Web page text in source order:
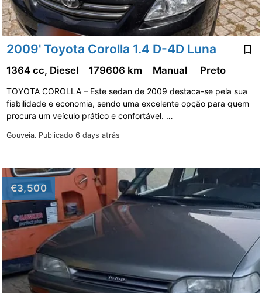
2009' Toyota Corolla 1.4 D-4D Luna
Gouveia. Publicado 6 days atrás
1364 cc, Diesel 179606 km Manual Preto
TOYOTA COROLLA – Este sedan de 2009 destaca-se pela sua
fiabilidade e economia, sendo uma excelente opção para quem
procura um veículo prático e confortável. …
€3,500